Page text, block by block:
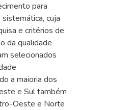
para
cuja
e critérios de
da qualidade
selecionados
a maioria dos
e Sul também
Oeste e Norte